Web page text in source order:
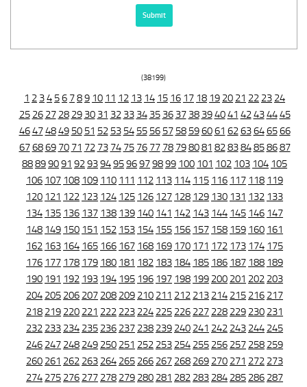
(38199)
1 2 34 56 789 10 11 12 13 14 15 16 17 18 19 20 21 22 23 24
25 26 27 28 29 30 31 32 33 34 35 36 37 38 394041 42434445
46474849 50 51 52 53 54 55 56 57 58 596061 6263646566
676869 70 71 72 73 74 75 76 77 78 798081 828384858687
88899091 9293949596979899 100 101 102 103 104 105
106 107 108 109 110 111 112 113 114 115 116 117 118 119
120 121 122 123 124 125 126 127 128 129 130 131 132 133
134 135 136 137 138 139 140 141 142 143 144 145 146 147
148 149 150 151 152 153 154 155 156 157 158 159 160 161
162 163 164 165 166 167 168 169 170 171 172 173 174 175
176 177 178 179 180 181 182 183 184 185 186 187 188 189
190 191 192 193 194 195 196 197 198 199 200 201 202 203
204 205 206 207 208 209 210 211 212 213 214 215 216 217
218 219 220 221 222 223 224 225 226 227 228 229 230 231
232 233 234 235 236 237 238 239 240 241 242 243 244 245
246 247 248 249 250 251 252 253 254 255 256 257 258 259
260 261 262 263 264 265 266 267 268 269 270 271 272 273
274 275 276 277 278 279 280 281 282 283 284 285 286 287